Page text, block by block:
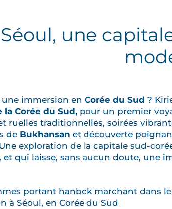
Séoul, une
une immersion en Corée du Sud ?
la Corée du Sud, pour un premier
ruelles traditionnelles, soirées
de Bukhansan et découverte
exploration de la capitale sud-
et qui laisse, sans aucun doute, une